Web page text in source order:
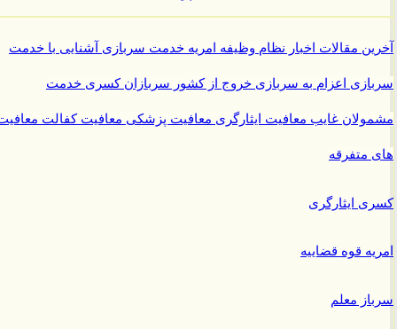
مقالاتاخبار نظام وظیفهامریهخدمت سربازیآشنایی با خدمت
اعزام به سربازیخروج از کشور سربازانکسری خدمت
غایبمعافیت ایثارگریمعافیت پزشکیمعافیت کفالتمعافیت
متفرقه
ایثارگری
قوه قضاییه
معلم